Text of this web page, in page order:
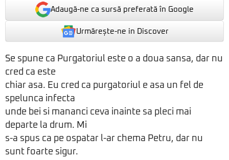
Adaugă-ne ca sursă preferată în Google
Urmărește-ne in Discover
Se spune ca Purgatoriul este o a doua sansa, dar nu
cred ca este
chiar asa. Eu cred ca purgatoriul e asa un fel de
spelunca infecta
unde bei si mananci ceva inainte sa pleci mai
departe la drum. Mi
s-a spus ca pe ospatar l-ar chema Petru, dar nu
sunt foarte sigur.